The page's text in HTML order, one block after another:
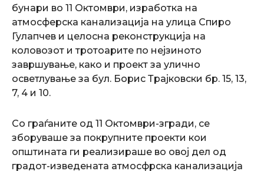
бунари во 11 Октомври, изработка на
атмосферска канализација на улица Спиро
Гулапчев и целосна реконструкција на
коловозот и тротоарите по нејзиното
завршување, како и проект за улично
осветлување за бул. Борис Трајковски бр. 15, 13,
7, 4 и 10.
Со граѓаните од 11 Октомври-згради, се
зборуваше за покрупните проекти кои
општината ги реализираше во овој дел од
градот-изведената атмосфрска канализација